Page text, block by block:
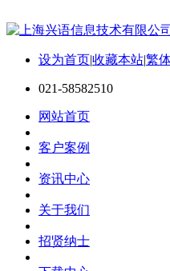
设为首页|收藏本站|繁
021-58582510
网站首页
客户案例
资讯中心
关于我们
招贤纳士